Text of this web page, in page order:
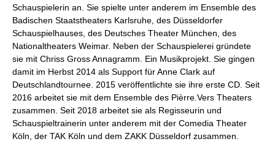
Schauspielerin an. Sie spielte unter anderem im Ensemble des
Badischen Staatstheaters Karlsruhe, des Düsseldorfer
Schauspielhauses, des Deutsches Theater München, des
Nationaltheaters Weimar. Neben der Schauspielerei gründete
sie mit Chriss Gross Annagramm. Ein Musikprojekt. Sie gingen
damit im Herbst 2014 als Support für Anne Clark auf
Deutschlandtournee. 2015 veröffentlichte sie ihre erste CD. Seit
2016 arbeitet sie mit dem Ensemble des Pièrre.Vers Theaters
zusammen. Seit 2018 arbeitet sie als Regisseurin und
Schauspieltrainerin unter anderem mit der Comedia Theater
Köln, der TAK Köln und dem ZAKK Düsseldorf zusammen.